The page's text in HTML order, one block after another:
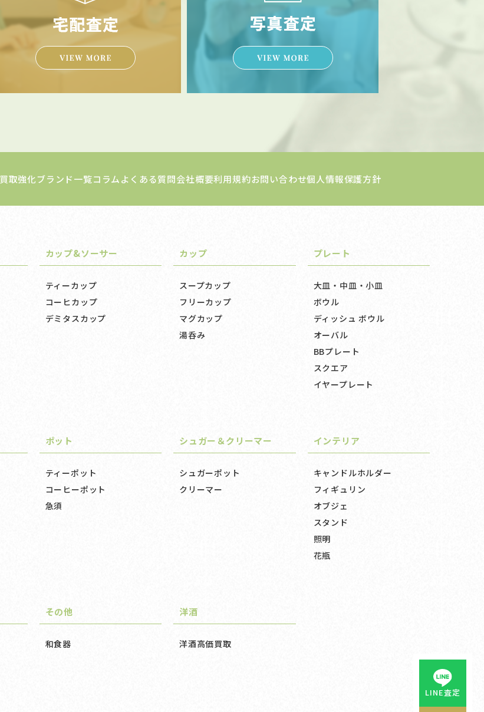
LINE査定
買取強化ブランド一覧コラムよくある質問会社概要利用規約お問い合わせ個人情報保護方針
カップ&ソーサー
ティーカップ
コーヒカップ
デミタスカップ
カップ
スープカップ
フリーカップ
マグカップ
湯呑み
プレート
大皿・中皿・小皿
ボウル
ディッシュ ボウル
オーバル
BBプレート
スクエア
イヤープレート
ポット
ティーポット
コーヒーポット
急須
シュガー＆クリーマー
シュガーポット
クリーマー
インテリア
キャンドルホルダー
フィギュリン
オブジェ
スタンド
照明
花瓶
その他
和食器
洋酒
洋酒高価買取